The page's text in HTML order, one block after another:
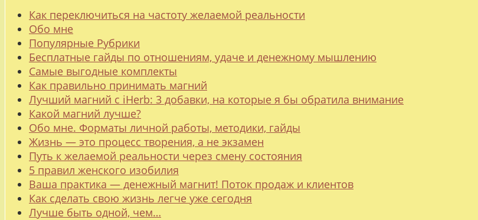
Как переключиться на частоту желаемой реальности
Обо мне
Популярные Рубрики
Бесплатные гайды по отношениям, удаче и денежному мышлению
Самые выгодные комплекты
Как правильно принимать магний
Лучший магний с iHerb: 3 добавки, на которые я бы обратила внимание
Какой магний лучше?
Обо мне. Форматы личной работы, методики, гайды
Жизнь — это процесс творения, а не экзамен
Путь к желаемой реальности через смену состояния
5 правил женского изобилия
Ваша практика — денежный магнит! Поток продаж и клиентов
Как сделать свою жизнь легче уже сегодня
Лучше быть одной, чем…